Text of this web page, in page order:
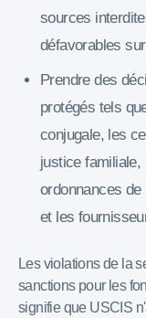
sources
défavorables
Prendre des
protégés tels
conjugale, les
justice
ordonnances
et les
Les violations de la
sanctions pour les
signifie que USCIS